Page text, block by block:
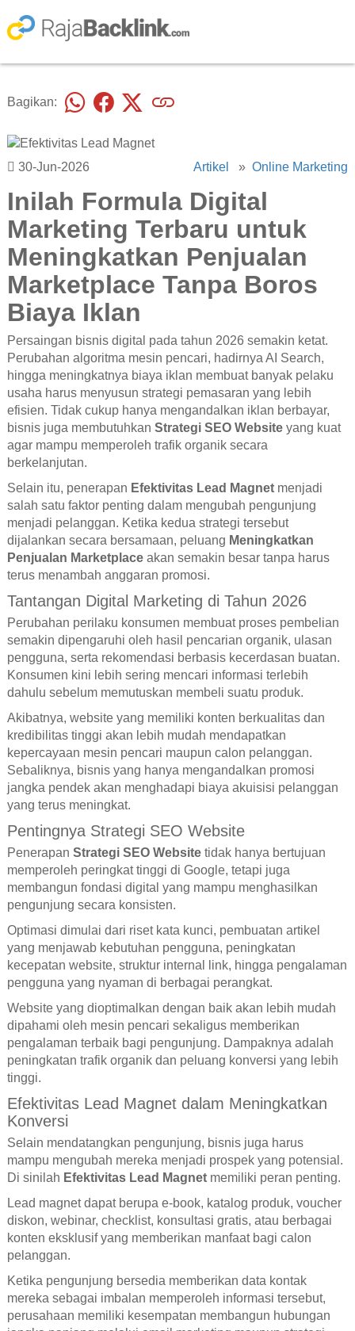
Bagikan:
30-Jun-2026 Artikel »Online Marketing
Inilah Formula Digital
Marketing Terbaru untuk
Meningkatkan Penjualan
Marketplace Tanpa Boros
Biaya Iklan
Persaingan bisnis digital pada tahun 2026 semakin ketat.
Perubahan algoritma mesin pencari, hadirnya AI Search,
hingga meningkatnya biaya iklan membuat banyak pelaku
usaha harus menyusun strategi pemasaran yang lebih
efisien. Tidak cukup hanya mengandalkan iklan berbayar,
bisnis juga membutuhkan Strategi SEO Websiteyang kuat
agar mampu memperoleh trafik organik secara
berkelanjutan.
Selain itu, penerapan Efektivitas Lead Magnetmenjadi
salah satu faktor penting dalam mengubah pengunjung
menjadi pelanggan. Ketika kedua strategi tersebut
dijalankan secara bersamaan, peluang Meningkatkan
Penjualan Marketplaceakan semakin besar tanpa harus
terus menambah anggaran promosi.
Tantangan Digital Marketing di Tahun 2026
Perubahan perilaku konsumen membuat proses pembelian
semakin dipengaruhi oleh hasil pencarian organik, ulasan
pengguna, serta rekomendasi berbasis kecerdasan buatan.
Konsumen kini lebih sering mencari informasi terlebih
dahulu sebelum memutuskan membeli suatu produk.
Akibatnya, website yang memiliki konten berkualitas dan
kredibilitas tinggi akan lebih mudah mendapatkan
kepercayaan mesin pencari maupun calon pelanggan.
Sebaliknya, bisnis yang hanya mengandalkan promosi
jangka pendek akan menghadapi biaya akuisisi pelanggan
yang terus meningkat.
Pentingnya Strategi SEO Website
Penerapan Strategi SEO Websitetidak hanya bertujuan
memperoleh peringkat tinggi di Google, tetapi juga
membangun fondasi digital yang mampu menghasilkan
pengunjung secara konsisten.
Optimasi dimulai dari riset kata kunci, pembuatan artikel
yang menjawab kebutuhan pengguna, peningkatan
kecepatan website, struktur internal link, hingga pengalaman
pengguna yang nyaman di berbagai perangkat.
Website yang dioptimalkan dengan baik akan lebih mudah
dipahami oleh mesin pencari sekaligus memberikan
pengalaman terbaik bagi pengunjung. Dampaknya adalah
peningkatan trafik organik dan peluang konversi yang lebih
tinggi.
Efektivitas Lead Magnet dalam Meningkatkan
Konversi
Selain mendatangkan pengunjung, bisnis juga harus
mampu mengubah mereka menjadi prospek yang potensial.
Di sinilah Efektivitas Lead Magnetmemiliki peran penting.
Lead magnet dapat berupa e-book, katalog produk, voucher
diskon, webinar, checklist, konsultasi gratis, atau berbagai
konten eksklusif yang memberikan manfaat bagi calon
pelanggan.
Ketika pengunjung bersedia memberikan data kontak
mereka sebagai imbalan memperoleh informasi tersebut,
perusahaan memiliki kesempatan membangun hubungan